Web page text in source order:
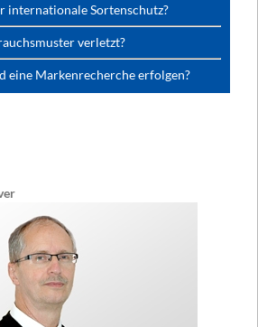
internationale Sortenschutz?
verletzt?
eine Markenrecherche erfolgen?